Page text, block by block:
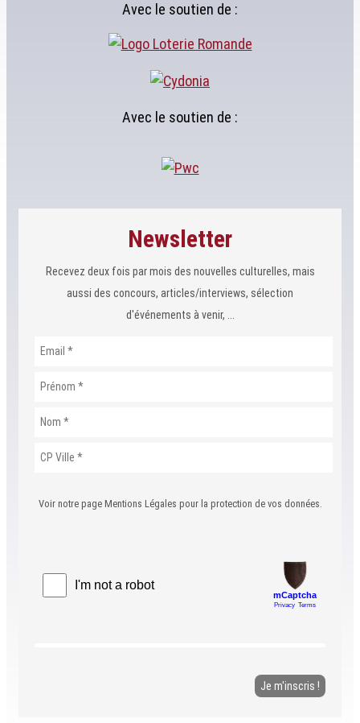
Avec le soutien de :
Avec le soutien de :
Newsletter
Recevez deux fois par mois des nouvelles culturelles, mais
aussi des concours, articles/interviews, sélection
d'événements à venir, ...
Voir notre page Mentions Légales pour la protection de vos données.